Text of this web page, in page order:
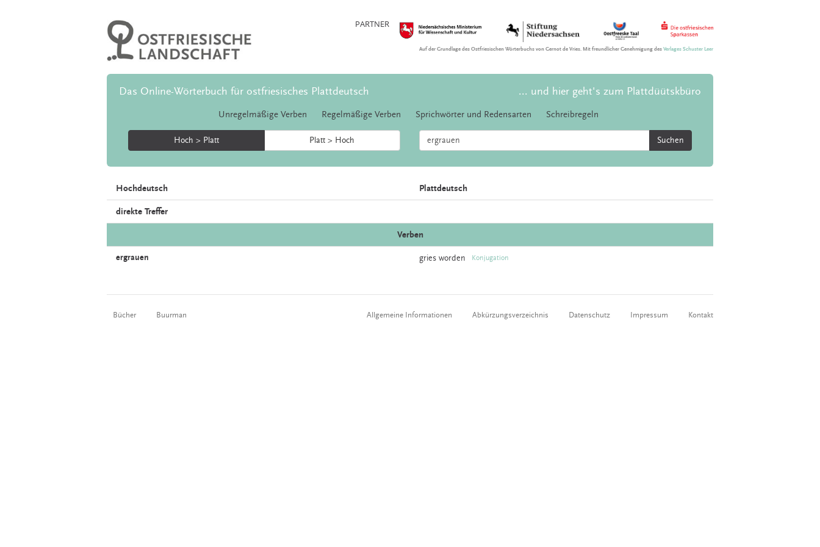
PARTNER
Auf der Grundlage des Ostfriesischen Wörterbuchs von Gernot de Vries. Mit freundlicher Genehmigung desVerlages Schuster Leer
Das Online-Wörterbuch für ostfriesisches Plattdeutsch ... und hier geht's zum Plattdüütskbüro
Unregelmäßige Verben Regelmäßige Verben Sprichwörter und Redensarten Schreibregeln
Hoch > Platt Platt > Hoch Suchen
Hochdeutsch Plattdeutsch
direkte Treffer
Verben
ergrauen gries worden Konjugation
Bücher Buurman Allgemeine Informationen Abkürzungsverzeichnis Datenschutz Impressum Kontakt